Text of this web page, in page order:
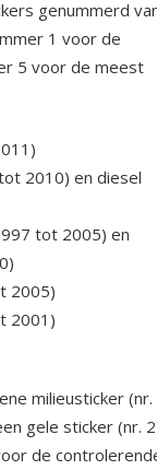
genummerd
1 voor de
5 voor de meest
2010) en diesel
tot 2005) en
2005)
2001)
milieusticker (nr.
gele sticker (nr.
de